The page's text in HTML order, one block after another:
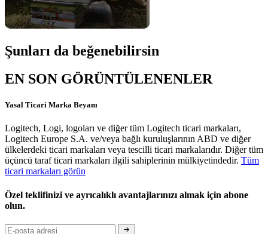
Şunları da beğenebilirsin
EN SON GÖRÜNTÜLENENLER
Yasal Ticari Marka Beyanı
Logitech, Logi, logoları ve diğer tüm Logitech ticari markaları,
Logitech Europe S.A. ve/veya bağlı kuruluşlarının ABD ve diğer
ülkelerdeki ticari markaları veya tescilli ticari markalarıdır. Diğer tüm
üçüncü taraf ticari markaları ilgili sahiplerinin mülkiyetindedir. Tüm
ticari markaları görün
Özel teklifinizi ve ayrıcalıklı avantajlarınızı almak için abone
olun.